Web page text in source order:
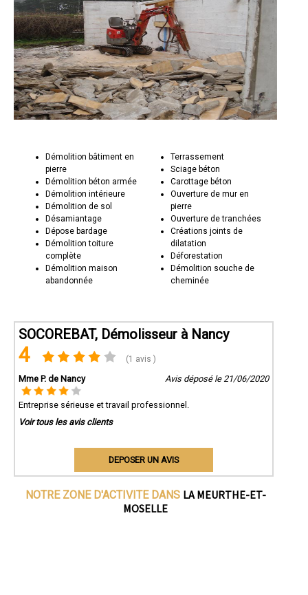
Démolition bâtiment en
pierre
Démolition béton armée
Démolition intérieure
Démolition de sol
Désamiantage
Dépose bardage
Démolition toiture
complète
Démolition maison
abandonnée
Terrassement
Sciage béton
Carottage béton
Ouverture de mur en
pierre
Ouverture de tranchées
Créations joints de
dilatation
Déforestation
Démolition souche de
cheminée
SOCOREBAT, Démolisseur à Nancy
4 (1 avis )
Mme P. de Nancy Avis déposé le 21/06/2020
Entreprise sérieuse et travail professionnel.
Voir tous les avis clients
DEPOSER UN AVIS
NOTRE ZONE D'ACTIVITE DANS LA MEURTHE-ET-
MOSELLE